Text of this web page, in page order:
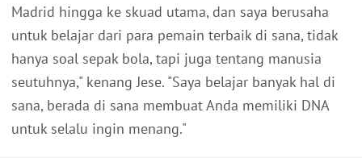
Madrid hingga ke skuad utama, dan saya berusaha
untuk belajar dari para pemain terbaik di sana, tidak
hanya soal sepak bola, tapi juga tentang manusia
seutuhnya," kenang Jese. "Saya belajar banyak hal di
sana, berada di sana membuat Anda memiliki DNA
untuk selalu ingin menang."